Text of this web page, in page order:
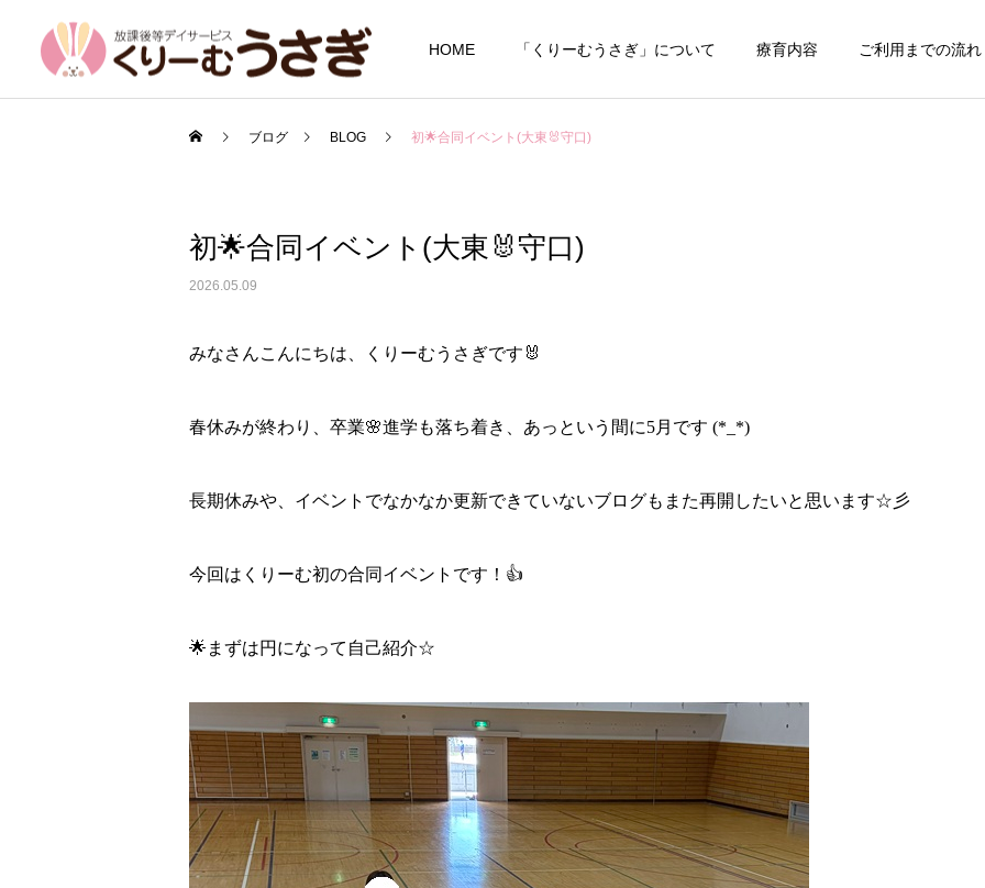
HOME 「くりーむうさぎ」について 療育内容 ご利用までの流れ
ブログ BLOG 初🌟合同イベント(大東🐰守口)
初🌟合同イベント(大東🐰守口)
2026.05.09
みなさんこんにちは、くりーむうさぎです🐰
春休みが終わり、卒業🌸進学も落ち着き、あっという間に5月です (*_*)
長期休みや、イベントでなかなか更新できていないブログもまた再開したいと思います☆彡
今回はくりーむ初の合同イベントです！👍
🌟まずは円になって自己紹介☆